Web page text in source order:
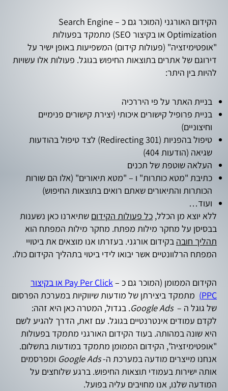
הקידום האורגני (המוכר גם כ – Search Engine
Optimization או בקיצור SEO) מתמקד בפעולות
"אופטימיזציה" (פעולות קידום) המשפיעות באופן ישיר על
דירוגם של אתרים בתוצאות החיפוש בגוגל. פעולות אלו עשויות
להיות בין היתר:
בניית האתר על פי היררכיה
בניית פרופיל קישורים איכותי (יצירת קישורים פנימיים
וחיצוניים)
טיפול בהפניות (Redirecting 301) לצד טיפול בהודעות
שגיאה (הודעות 404)
העלאה שוטפת של תכנים
כתיבת "מטא כותרות" ו – "מטא תיאורים" (אלו הם שורות
הכותרות והתיאורים שאתם רואים בתוצאות החיפוש)
ועוד…
ללא יוצא מן הכלל, כל פעולות הקידום שתיארנו כאן נשענות
בבסיסן על מחקר מילות מפתח. מחקר מילות המפתח הוא
תהליך חובה בקידום אורגני. בעזרתו אנו מוצאים את ביטויי
המפתח הרלוונטיים אשר יבואו לידי ביטוי בתהליך הקידום כולו.
הקידום הממומן (המוכר גם כ –
Pay Per Click או בקיצור
PPC)
מתמקד ביצירתן של מודעות שיווקיות במערכת הפרסום
של גוגל ה –Google Ads. בגדול, המטרה כאן היא זהה:
לקדם עמודים אינטרנטיים בגוגל. עם זאת, הדרך להגיע לשם
היא שונה במהותה. בעוד הקידום האורגני מתמקד בפעולות
"אופטימיזציה", הקידום הממומן מתמקד במודעות בתשלום.
אנחנו מייצרים מודעה במערכת ה-Google Ads ומפרסמים
אותה ישירות בעמודי תוצאות החיפוש. ברגע שלוחצים על
המודעה שלנו, אנו מחויבים עליה בפועל.